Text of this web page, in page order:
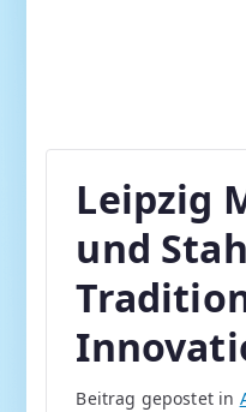
Leipzig
und
Beitrag gepostet in